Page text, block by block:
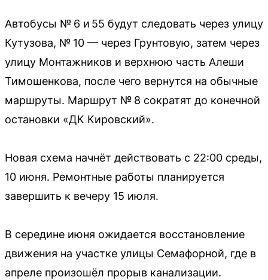
Автобусы № 6 и 55 будут следовать через улицу
Кутузова, № 10 — через Грунтовую, затем через
улицу Монтажников и верхнюю часть Алеши
Тимошенкова, после чего вернутся на обычные
маршруты. Маршрут № 8 сократят до конечной
остановки «ДК Кировский».
Новая схема начнёт действовать с 22:00 среды,
10 июня. Ремонтные работы планируется
завершить к вечеру 15 июля.
В середине июня ожидается восстановление
движения на участке улицы Семафорной, где в
апреле произошёл прорыв канализации.